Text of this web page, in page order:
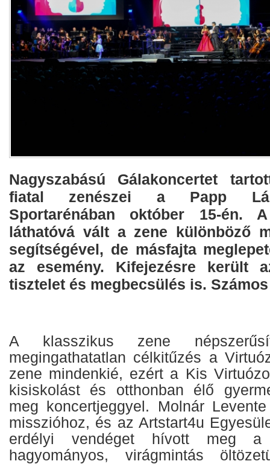
Nagyszabású Gálakoncertet
fiatal zenészei a Papp
Sportarénában október 15-én.
láthatóvá vált a zene különböző
segítségével, de másfajta
az esemény. Kifejezésre került
tisztelet és megbecsülés is.
A klasszikus zene
megingathatatlan célkitűzés a
zene mindenkié, ezért a Kis
kisiskolást és otthonban élő
meg koncertjeggyel. Molnár
misszióhoz, és az Artstart4u
erdélyi vendéget hívott meg a
hagyományos, virágmintás